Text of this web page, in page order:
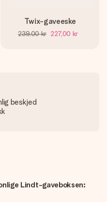
Twix-gaveeske
239,00 kr 227,00 kr
beskjed
Lindt-gaveboksen: